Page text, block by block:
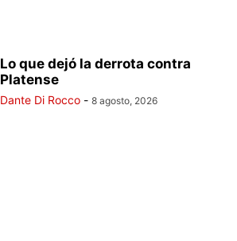
Lo que dejó la derrota contra
Platense
Dante Di Rocco - 8 agosto, 2026